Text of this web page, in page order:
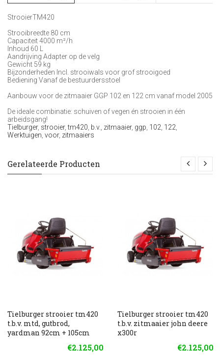
StrooierTM420
Strooibreedte 80 cm
Capaciteit 4000 m²/h
Inhoud 60 L
Aandrijving Adapter op de velg
Gewicht 59 kg
Bijzonderheden Incl. strooiwals voor grof strooigoed
Bediening Vanaf de bestuurdersstoel
Aanbouw voor de zitmaaier GGP 102 en 122 cm vanaf model 2005
De ideale combinatie: schuiven of vegen én strooien in één
arbeidsgang!
Tielburger, strooier,tm420 b.v. zitmaaier, ggp 102 122
Werktuigen voor, zitmaaiers
Gerelateerde Producten
Tielburger strooier tm420
t.b.v. mtd, gutbrod,
yardman 92cm + 105cm
€2.125,00
Tielburger strooier tm420
t.b.v. zitmaaier john deere
x300r
€2.125,00